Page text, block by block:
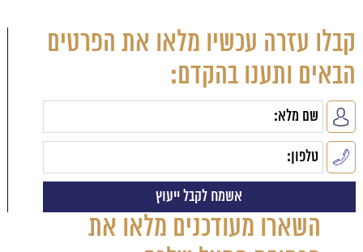
קבלו עזרה עכשיו מלאו את הפרטים
הבאים ותענו בהקדם:
השארו מעודכנים מלאו את